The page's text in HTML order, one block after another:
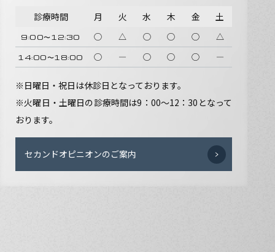
診療時間 月 火 水 木 金 土
9:00〜12:30 ◯ △ ◯ ◯ ◯ △
14:00〜18:00 ◯ ― ◯ ◯ ◯ ―
※日曜日・祝日は休診日となっております。
※火曜日・土曜日の診療時間は9：00〜12：30となって
おります。
セカンドオピニオンのご案内